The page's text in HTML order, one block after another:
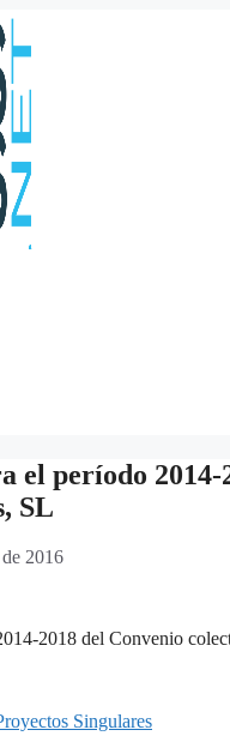
el período
SL
2016
2018 del Convenio
Singulares